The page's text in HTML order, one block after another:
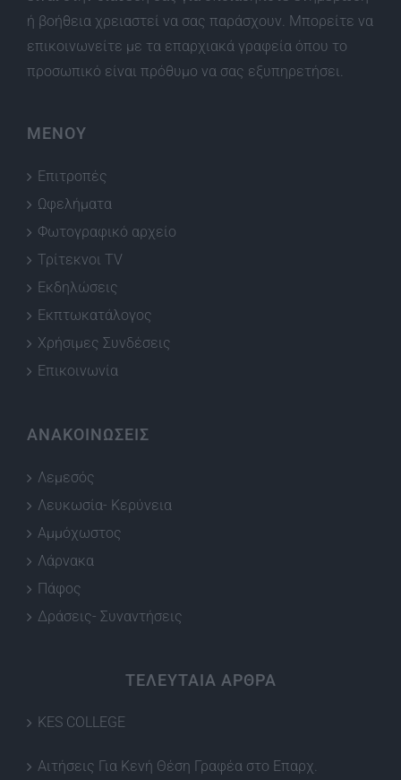
ή βοήθεια χρειαστεί να σας παράσχουν. Μπορείτε να
επικοινωνείτε με τα επαρχιακά γραφεία όπου το
προσωπικό είναι πρόθυμο να σας εξυπηρετήσει.
ΜΕΝΟΥ
Επιτροπές
Ωφελήματα
Φωτογραφικό αρχείο
Τρίτεκνοι TV
Εκδηλώσεις
Εκπτωκατάλογος
Χρήσιμες Συνδέσεις
Επικοινωνία
ΑΝΑΚΟΙΝΩΣΕΙΣ
Λεμεσός
Λευκωσία- Κερύνεια
Αμμόχωστος
Λάρνακα
Πάφος
Δράσεις- Συναντήσεις
ΤΕΛΕΥΤΑΙΑ ΑΡΘΡΑ
KES COLLEGE
Αιτήσεις Για Κενή Θέση Γραφέα στο Επαρχ.